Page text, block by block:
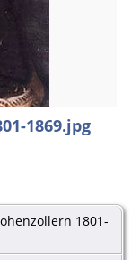
1869.jpg
1801-